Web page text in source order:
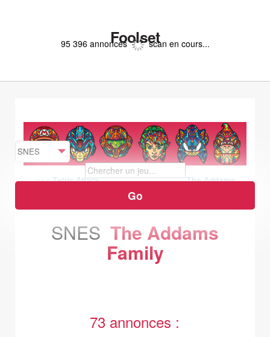
Foolset
95 396 annonces scan en cours...
<<< Tetris Attack
The Addams
Family : Pugsley's Scavenger Hunt >>>
SNES The Addams
Family
73 annonces :